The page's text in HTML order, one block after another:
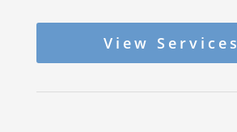
View Services